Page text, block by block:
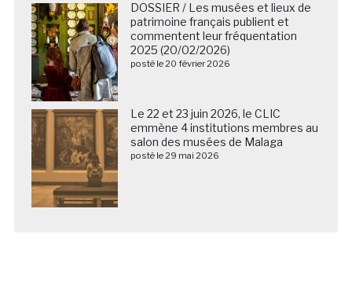
DOSSIER / Les musées et lieux de
patrimoine français publient et
commentent leur fréquentation
2025 (20/02/2026)
posté le 20 février 2026
Le 22 et 23 juin 2026, le CLIC
emmène 4 institutions membres au
salon des musées de Malaga
posté le 29 mai 2026